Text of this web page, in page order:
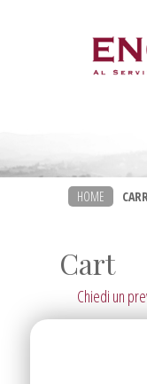
HOME
Cart
Chiedi un